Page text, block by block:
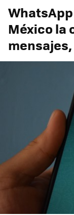
México la